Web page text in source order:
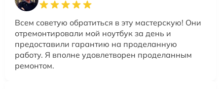
Всем советую обратиться в эту мастерскую! Они
отремонтировали мой ноутбук за день и
предоставили гарантию на проделанную
работу. Я вполне удовлетворен проделанным
ремонтом.